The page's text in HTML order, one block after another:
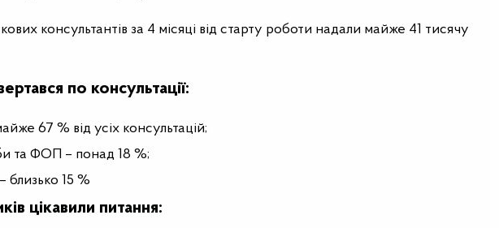
консультантів за 4 місяці від старту роботи надали майже 41 тисячу
по консультації:
67 % від усіх консультацій;
та ФОП – понад 18 %;
близько 15 %
цікавили питання: